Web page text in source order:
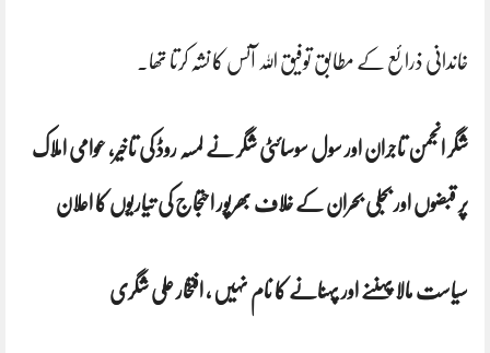
خاندانی ذرائع کے مطابق توفیق اللہ آئس کا نشہ کرتا تھا۔
شگر انجمن تاجران اور سول سوسائٹی شگر نے لمسہ روڈ کی تاخیر، عوامی املاک
پر قبضوں اور بجلی بحران کے خلاف بھرپور احتجاج کی تیاریوں کا اعلان
سیاست مالا پہننے اور پہنانے کا نام نہیں ، افتخار علی شگری